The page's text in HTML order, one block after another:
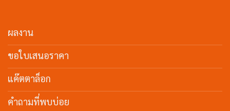
ผลงาน
ขอใบเสนอราคา
แค๊ตตาล็อก
คำถามที่พบบ่อย